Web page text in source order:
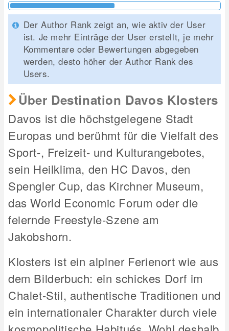
Der Author Rank zeigt an, wie aktiv der User
ist. Je mehr Einträge der User erstellt, je mehr
Kommentare oder Bewertungen abgegeben
werden, desto höher der Author Rank des
Users.
Über Destination Davos Klosters
Davos ist die höchstgelegene Stadt
Europas und berühmt für die Vielfalt des
Sport-, Freizeit- und Kulturangebotes,
sein Heilklima, den HC Davos, den
Spengler Cup, das Kirchner Museum,
das World Economic Forum oder die
feiernde Freestyle-Szene am
Jakobshorn.
Klosters ist ein alpiner Ferienort wie aus
dem Bilderbuch: ein schickes Dorf im
Chalet-Stil, authentische Traditionen und
ein internationaler Charakter durch viele